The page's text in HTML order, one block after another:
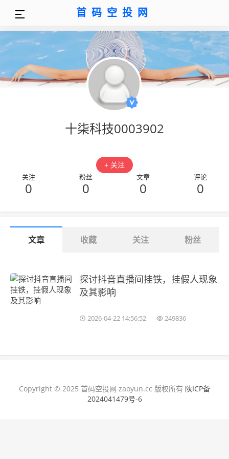
首码空投网
十柒科技0003902
+ 关注
关注
0
粉丝
0
文章
0
评论
0
文章 收藏 关注 粉丝
探讨抖音直播间挂铁，挂假人现象
及其影响
2026-04-22 14:56:52 249836
Copyright © 2025 首码空投网 zaoyun.cc 版权所有 陕ICP备
2024041479号-6